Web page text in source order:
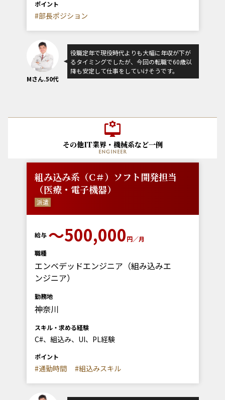
ポイント
#部長ポジション
Mさん.50代
役職定年で現役時代よりも大幅に年収が下が
るタイミングでしたが、今回の転職で60歳以
降も安定して仕事をしていけそうです。
その他IT業界・機械系など一例
engineer
組み込み系（C＃）ソフト開発担当
（医療・電子機器）
派遣
給与 〜500,000円／月
職種
エンベデッドエンジニア（組み込みエ
ンジニア）
勤務地
神奈川
スキル・求める経験
C#、組込み、UI、PL経験
ポイント
#通勤時間 #組込みスキル